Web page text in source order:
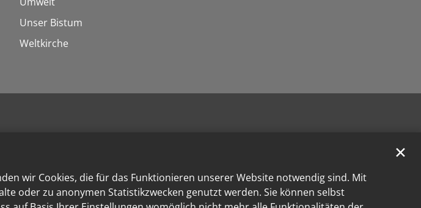
wir Cookies, die für das Funktionieren unserer Website notwendig sind. Mit
oder zu anonymen Statistikzwecken genutzt werden. Sie können selbst
✕
Unser Bistum
Weltkirche